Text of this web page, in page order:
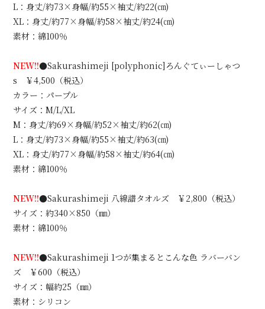
L：身丈/約73×身幅/約55×袖丈/約22(㎝)
XL：身丈/約77×身幅/約58×袖丈/約24(㎝)
素材：綿100％
NEW!!●Sakurashimeji [polyphonic]ろんぐてぃーしゃつ
s ￥4,500（税込）
カラー：パープル
サイズ：M/L/XL
M：身丈/約69×身幅/約52×袖丈/約62(㎝)
L：身丈/約73×身幅/約55×袖丈/約63(㎝)
XL：身丈/約77×身幅/約58×袖丈/約64(㎝)
素材：綿100％
NEW!!●Sakurashimeji 八線譜タオルズ ￥2,800（税込）
サイズ：約340×850（㎜）
素材：綿100％
NEW!!●Sakurashimeji 1つが集まるとこんな色 ラバーバン
ズ ￥600（税込）
サイズ：幅約25（㎜）
素材：シリコン